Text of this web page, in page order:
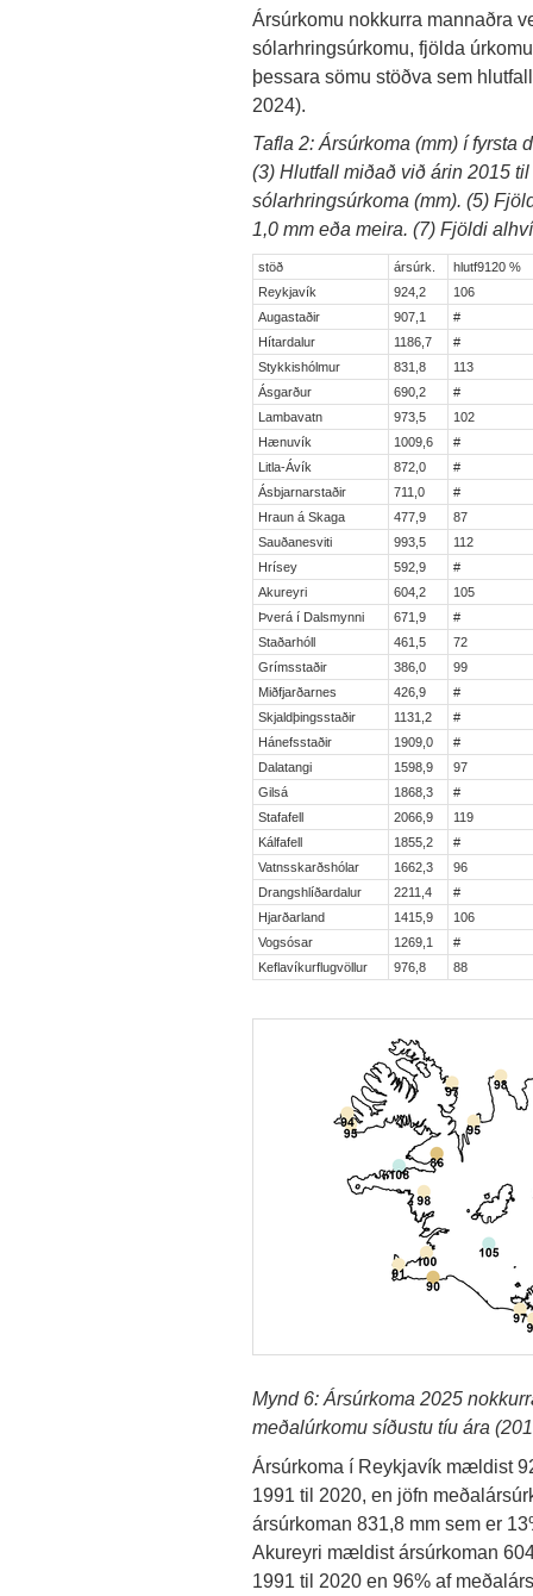
Ársúrkomu nokkurra mannaðra
sólarhringsúrkomu, fjölda
þessara sömu stöðva sem
2024).
Tafla 2: Ársúrkoma (mm) í fyrsta
(3) Hlutfall miðað við árin 2015
sólarhringsúrkoma (mm). (5)
1,0 mm eða meira. (7) Fjöldi
stöð ársúrk.
hlutf9120 %
Reykjavík
924,2
106
Augastaðir
907,1
#
Hítardalur
1186,7
#
Stykkishólmur
831,8
113
Ásgarður
690,2
#
Lambavatn
973,5
102
Hænuvík
1009,6
#
Litla-Ávík
872,0
#
Ásbjarnarstaðir
711,0
#
Hraun á Skaga
477,9
87
Sauðanesviti
993,5
112
Hrísey
592,9
#
Akureyri
604,2
105
Þverá í Dalsmynni
671,9
#
Staðarhóll
461,5
72
Grímsstaðir
386,0
99
Miðfjarðarnes
426,9
#
Skjaldþingsstaðir
1131,2
#
Hánefsstaðir
1909,0
#
Dalatangi
1598,9
97
Gilsá
1868,3
#
Stafafell
2066,9
119
Kálfafell
1855,2
#
Vatnsskarðshólar
1662,3
96
Drangshlíðardalur
2211,4
#
Hjarðarland
1415,9
106
Vogsósar
1269,1
#
Keflavíkurflugvöllur
976,8 88
Mynd 6: Ársúrkoma 2025
meðalúrkomu síðustu tíu ára
Ársúrkoma í Reykjavík mældist
1991 til 2020, en jöfn
ársúrkoman 831,8 mm sem er
Akureyri mældist ársúrkoman
1991 til 2020 en 96% af